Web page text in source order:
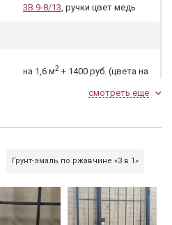
3В 9-8/13, ручки цвет медь
на 1,6 м2 + 1400 руб. (цвета на
смотреть еще
Грунт-эмаль по ржавчине «3 в 1»